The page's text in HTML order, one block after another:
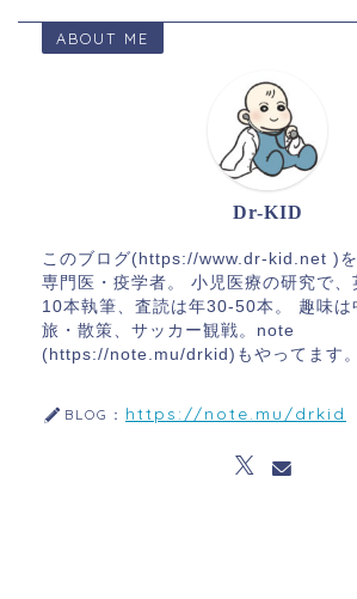
ABOUT ME
Dr-KID
このブログ(https://www.dr-kid.net )
専門医・疫学者。 小児医療の研究で、
10本執筆、査読は年30-50本。 趣味は
旅・散策、サッカー観戦。note
(https://note.mu/drkid)もやってます。
BLOG： https://note.mu/drkid